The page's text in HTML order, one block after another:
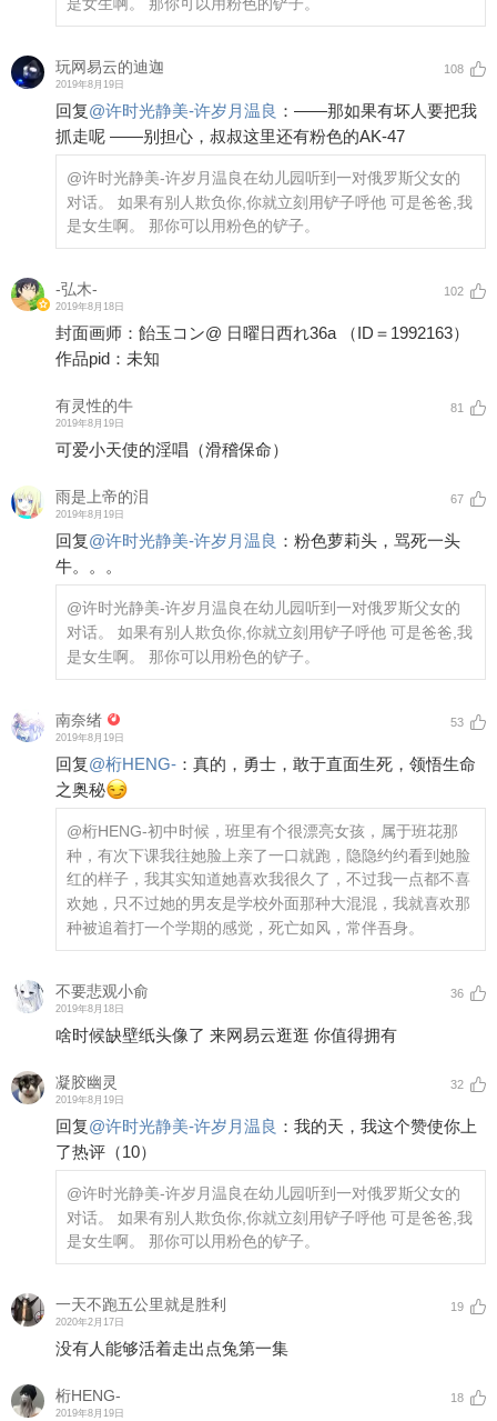
玩网易云的迪迦
2019年8月19日
108
回复@许时光静美-许岁月温良 ： ——那如果有坏人要把我
抓走呢 ——别担心，叔叔这里还有粉色的AK-47
@许时光静美-许岁月温良在幼儿园听到一对俄罗斯父女的
对话。 如果有别人欺负你,你就立刻用铲子呼他 可是爸爸,我
是女生啊。 那你可以用粉色的铲子。
-弘木-
2019年8月18日
102
封面画师：飴玉コン@ 日曜日西れ36a （ID＝1992163）
作品pid：未知
有灵性的牛
2019年8月19日
81
可爱小天使的淫唱（滑稽保命）
雨是上帝的泪
2019年8月19日
67
回复@许时光静美-许岁月温良 ： 粉色萝莉头，骂死一头
牛。。。
@许时光静美-许岁月温良在幼儿园听到一对俄罗斯父女的
对话。 如果有别人欺负你,你就立刻用铲子呼他 可是爸爸,我
是女生啊。 那你可以用粉色的铲子。
南奈绪
2019年8月19日
53
回复@桁HENG- ： 真的，勇士，敢于直面生死，领悟生命
之奥秘
@桁HENG-初中时候，班里有个很漂亮女孩，属于班花那
种，有次下课我往她脸上亲了一口就跑，隐隐约约看到她脸
红的样子，我其实知道她喜欢我很久了，不过我一点都不喜
欢她，只不过她的男友是学校外面那种大混混，我就喜欢那
种被追着打一个学期的感觉，死亡如风，常伴吾身。
不要悲观小俞
2019年8月18日
36
啥时候缺壁纸头像了 来网易云逛逛 你值得拥有
凝胶幽灵
2019年8月19日
32
回复@许时光静美-许岁月温良 ： 我的天，我这个赞使你上
了热评（10）
@许时光静美-许岁月温良在幼儿园听到一对俄罗斯父女的
对话。 如果有别人欺负你,你就立刻用铲子呼他 可是爸爸,我
是女生啊。 那你可以用粉色的铲子。
一天不跑五公里就是胜利
2020年2月17日
19
没有人能够活着走出点兔第一集
桁HENG-
2019年8月19日
18